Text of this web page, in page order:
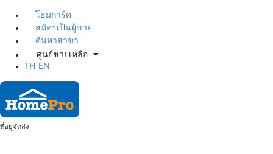
โฮมการ์ด
สมัครเป็นผู้ขาย
ค้นหาสาขา
ศูนย์ช่วยเหลือ
TH
EN
ที่อยู่จัดส่ง